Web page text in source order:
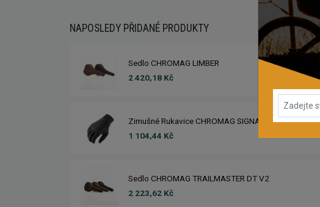
NAPOSLEDY PŘIDANÉ PRODUKTY
Sedlo CHROMAG LIMBER
2 420,18 Kč
Zimušné Rukavice CHROMAG SIGNAL
1 104,44 Kč
Sedlo CHROMAG TRAILMASTER DT V2
2 223,62 Kč